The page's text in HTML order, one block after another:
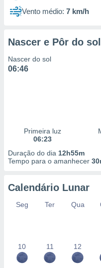
1199
Vento médio: 7 km/h
Nascer e Pôr do sol
Nascer do sol
06:46
Primeira luz
06:23
Duração do dia 12h55m
Tempo para o amanhecer
Calendário Lunar
Seg Ter Qua
10 11 12